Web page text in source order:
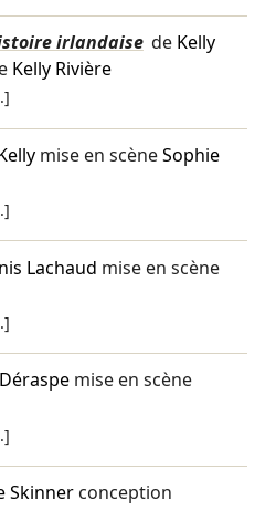
irlandaise de Kelly
Kelly Rivière
mise en scèneSophie
Lachaud mise en scène
mise en scène
Skinnerconception